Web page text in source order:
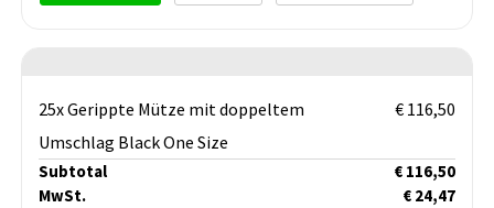
25x Gerippte Mütze mit doppeltem
Umschlag Black One Size
€ 116,50
Subtotal
€ 116,50
MwSt.
€ 24,47